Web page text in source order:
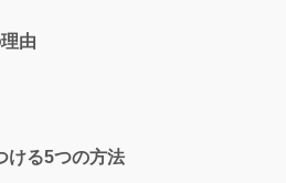
由
ける5つの方法